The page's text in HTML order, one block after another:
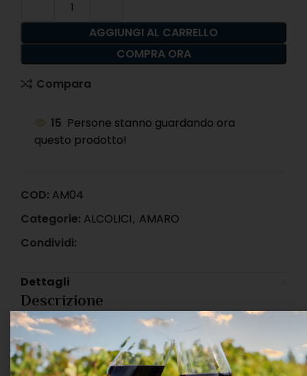
AGGIUNGI AL CARRELLO
COMPRA ORA
Compara
15 Persone stanno guardando ora
questo prodotto!
COD: AM04
Categorie: ALCOLICI, AMARO
Condividi:
Dettagli
Descrizione
Amaro Ramazzotti nasce nel 1815 a Milano, grazie
all’ingegno di Ausano Ramazzotti